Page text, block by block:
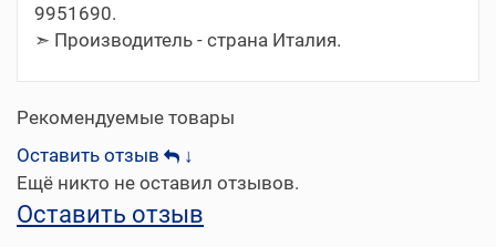
9951690.
➣ Производитель - страна Италия.
Рекомендуемые товары
Оставить отзыв
↓
Ещё никто не оставил отзывов.
Оставить отзыв